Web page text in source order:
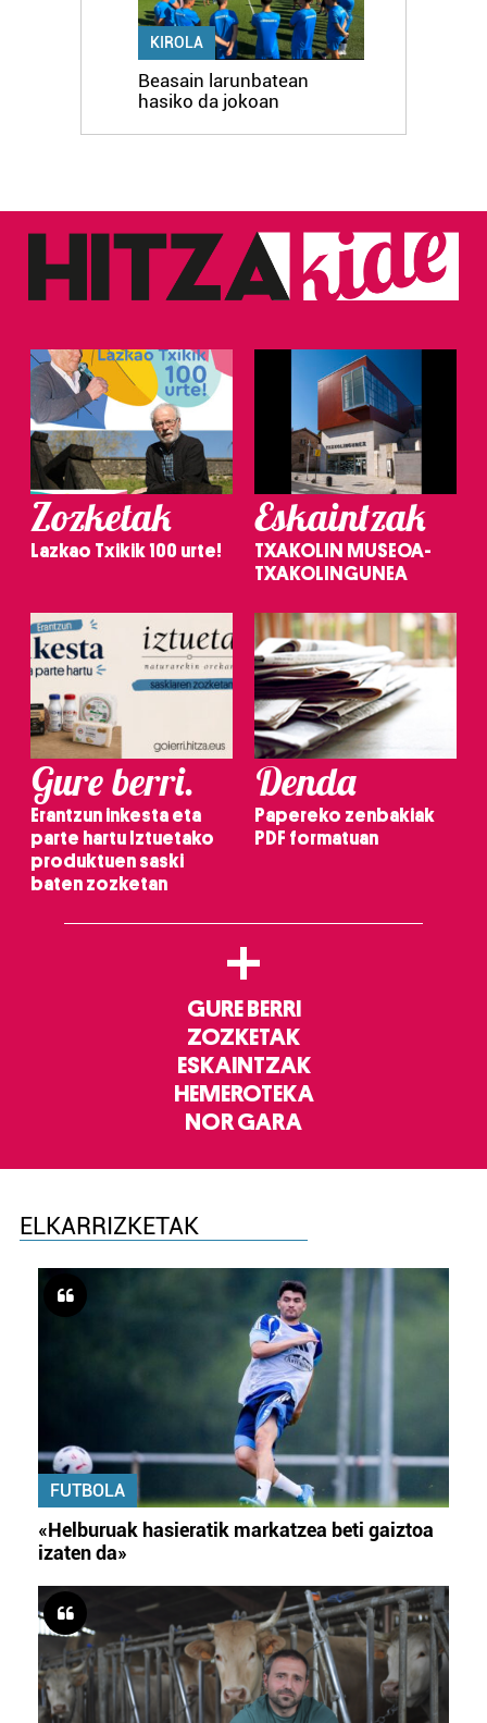
KIROLA
Beasain larunbatean
hasiko da jokoan
Zozketak
Lazkao Txikik 100 urte!
Eskaintzak
TXAKOLIN MUSEOA-
TXAKOLINGUNEA
Gure berri.
Erantzun inkesta eta
parte hartu Iztuetako
produktuen saski
baten zozketan
Denda
Papereko zenbakiak
PDF formatuan
+
GURE BERRI
ZOZKETAK
ESKAINTZAK
HEMEROTEKA
NOR GARA
ELKARRIZKETAK
FUTBOLA
«Helburuak hasieratik markatzea beti gaiztoa
izaten da»